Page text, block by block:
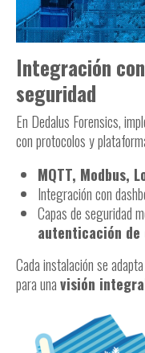
Integración
seguridad
En Dedalus Forensics,
con protocolos y
MQTT, Modbus,
Integración con
Capas de seguridad
autenticación
Cada instalación se
para unavisión